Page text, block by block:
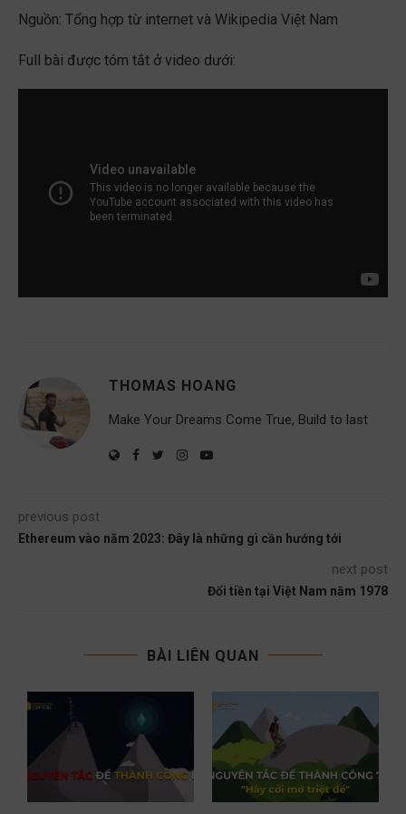
Nguồn: Tổng hợp từ internet và Wikipedia Việt Nam
Full bài được tóm tắt ở video dưới:
THOMAS HOANG
Make Your Dreams Come True, Build to last
previous post
Ethereum vào năm 2023: Đây là những gì cần hướng tới
next post
Đổi tiền tại Việt Nam năm 1978
BÀI LIÊN QUAN